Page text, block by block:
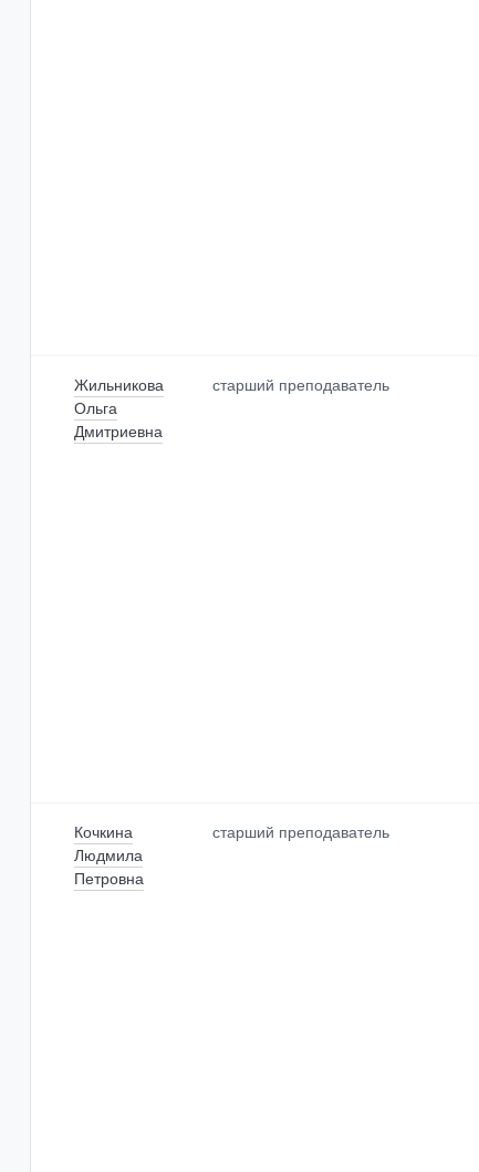
Жильникова
Ольга
Дмитриевна
старший преподаватель
Кочкина
Людмила
Петровна
старший преподаватель